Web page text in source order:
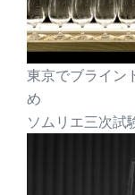
東京でブライン
め
ソムリエ三次